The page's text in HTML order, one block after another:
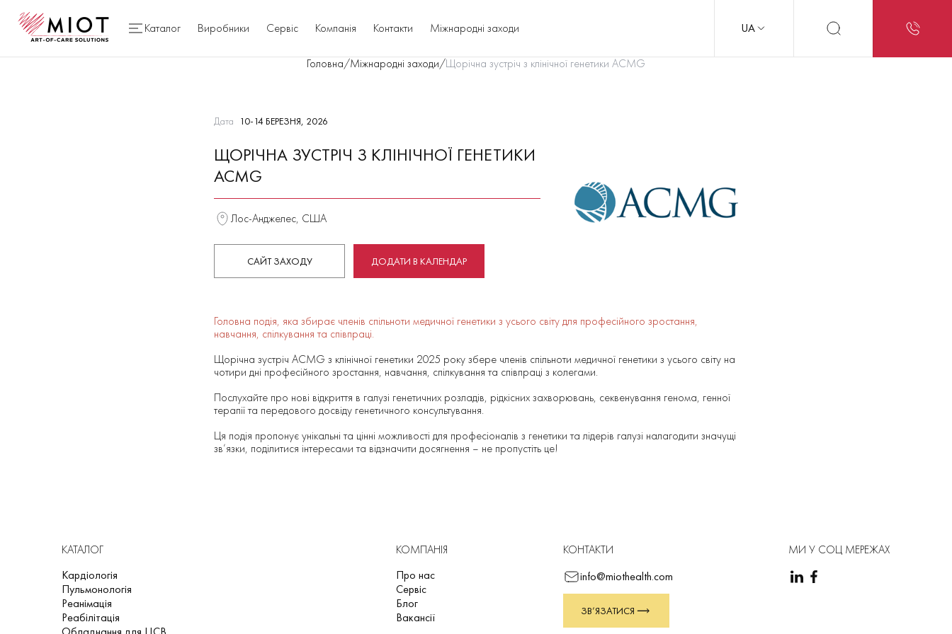
Каталог Виробники Сервіс Компанія Контакти Міжнародні заходи UA
Головна/Міжнародні заходи/Щорічна зустріч з клінічної генетики ACMG
Дата 10-14 БЕРЕЗНЯ, 2026
ЩОРІЧНА ЗУСТРІЧ З КЛІНІЧНОЇ ГЕНЕТИКИ
ACMG
Лос-Анджелес, США
САЙТ ЗАХОДУ ДОДАТИ В КАЛЕНДАР
Головна подія, яка збирає членів спільноти медичної генетики з усього світу для професійного зростання,
навчання, спілкування та співпраці.
Щорічна зустріч ACMG з клінічної генетики 2025 року збере членів спільноти медичної генетики з усього світу на
чотири дні професійного зростання, навчання, спілкування та співпраці з колегами.
Послухайте про нові відкриття в галузі генетичних розладів, рідкісних захворювань, секвенування генома, генної
терапії та передового досвіду генетичного консультування.
Ця подія пропонує унікальні та цінні можливості для професіоналів з генетики та лідерів галузі налагодити значущі
зв’язки, поділитися інтересами та відзначити досягнення – не пропустіть це!
КАТАЛОГ
Кардіологія
Пульмонологія
Реанімація
Реабілітація
КОМПАНІЯ
Про нас
Сервіс
Блог
Вакансії
КОНТАКТИ
info@miothealth.com
ЗВ’ЯЗАТИСЯ
МИ У СОЦ МЕРЕЖАХ